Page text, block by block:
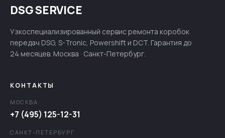
DSG SERVICE
Узкоспециализированный сервис ремонта коробок
передач DSG, S-Tronic, Powershift и DCT. Гарантия до
24 месяцев. Москва · Санкт-Петербург.
КОНТАКТЫ
МОСКВА
+7 (495) 125-12-31
САНКТ-ПЕТЕРБУРГ